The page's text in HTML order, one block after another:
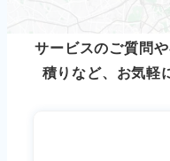
サービスのご質問
積りなど、お気軽